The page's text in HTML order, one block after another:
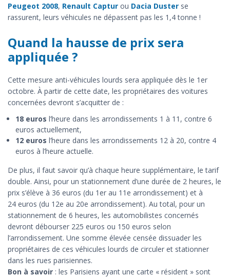
Peugeot 2008, Renault Captur ou Dacia Duster se
rassurent, leurs véhicules ne dépassent pas les 1,4 tonne !
Quand la hausse de prix sera
appliquée ?
Cette mesure anti-véhicules lourds sera appliquée dès le 1er
octobre. À partir de cette date, les propriétaires des voitures
concernées devront s’acquitter de :
18 euros l’heure dans les arrondissements 1 à 11, contre 6
euros actuellement,
12 euros l’heure dans les arrondissements 12 à 20, contre 4
euros à l’heure actuelle.
De plus, il faut savoir qu’à chaque heure supplémentaire, le tarif
double. Ainsi, pour un stationnement d’une durée de 2 heures, le
prix s’élève à 36 euros (du 1er au 11e arrondissement) et à
24 euros (du 12e au 20e arrondissement). Au total, pour un
stationnement de 6 heures, les automobilistes concernés
devront débourser 225 euros ou 150 euros selon
l’arrondissement. Une somme élevée censée dissuader les
propriétaires de ces véhicules lourds de circuler et stationner
dans les rues parisiennes.
Bon à savoir : les Parisiens ayant une carte « résident » sont